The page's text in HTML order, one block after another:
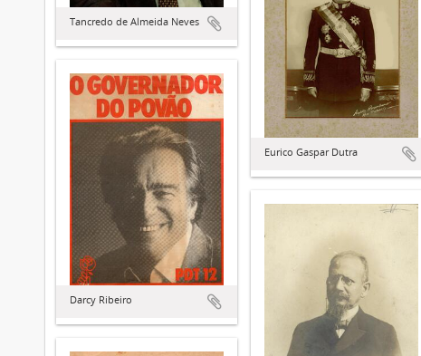
Tancredo de Almeida Neves
Eurico Gaspar Dutra
Darcy Ribeiro